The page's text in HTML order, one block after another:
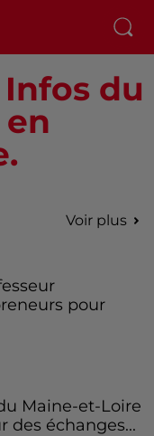
du
Voir plus
pour
Maine-et-Loire
des échanges...